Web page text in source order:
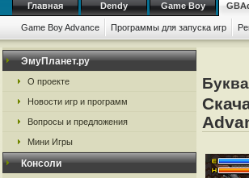
Главная Dendy Game Boy
Game Boy Advance Программы для запуска игр
ЭмуПланет.ру
О проекте
Новости игр и программ
Вопросы и предложения
Мини Игры
Консоли
Буква